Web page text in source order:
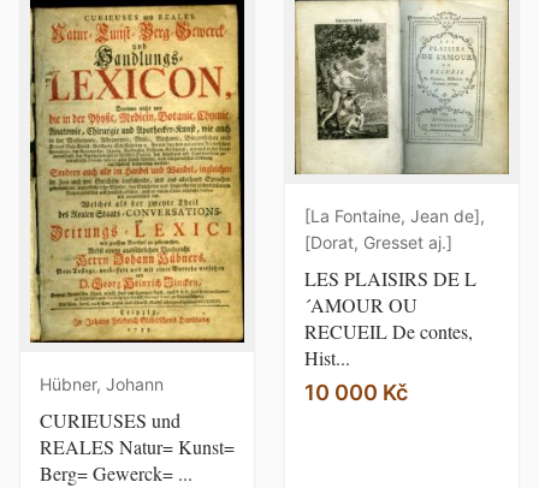
Hübner, Johann
CURIEUSES und
REALES Natur= Kunst=
Berg= Gewerck= ...
[La Fontaine, Jean de],
[Dorat, Gresset aj.]
LES PLAISIRS DE L
´AMOUR OU
RECUEIL De contes,
Hist...
10 000 Kč